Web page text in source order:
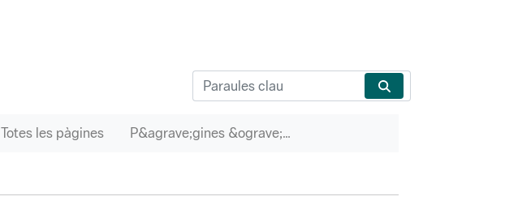
Totes les pàgines P&agrave;gines &ograve;rfenes